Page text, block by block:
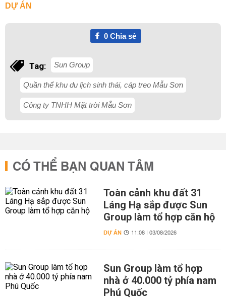
DỰ ÁN
0Chia sẻ
Tag: Sun Group
Quần thể khu du lịch sinh thái, cáp treo Mẫu Sơn
Công ty TNHH Mặt trời Mẫu Sơn
CÓ THỂ BẠN QUAN TÂM
Toàn cảnh khu đất 31
Láng Hạ sắp được Sun
Group làm tổ hợp căn hộ
DỰ ÁN 11:08 | 03/08/2026
Sun Group làm tổ hợp
nhà ở 40.000 tỷ phía nam
Phú Quốc